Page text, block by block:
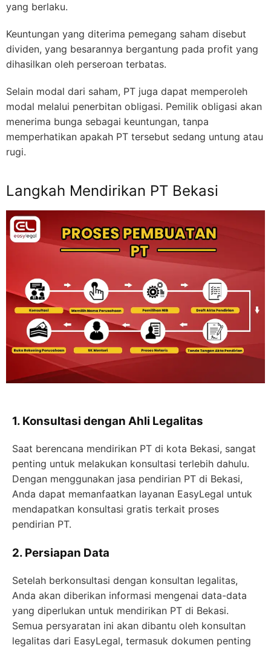
yang berlaku.
Keuntungan yang diterima pemegang saham disebut
dividen, yang besarannya bergantung pada profit yang
dihasilkan oleh perseroan terbatas.
Selain modal dari saham, PT juga dapat memperoleh
modal melalui penerbitan obligasi. Pemilik obligasi akan
menerima bunga sebagai keuntungan, tanpa
memperhatikan apakah PT tersebut sedang untung atau
rugi.
Langkah Mendirikan PT Bekasi
1. Konsultasi dengan Ahli Legalitas
Saat berencana mendirikan PT di kota Bekasi, sangat
penting untuk melakukan konsultasi terlebih dahulu.
Dengan menggunakan jasa pendirian PT di Bekasi,
Anda dapat memanfaatkan layanan EasyLegal untuk
mendapatkan konsultasi gratis terkait proses
pendirian PT.
2. Persiapan Data
Setelah berkonsultasi dengan konsultan legalitas,
Anda akan diberikan informasi mengenai data-data
yang diperlukan untuk mendirikan PT di Bekasi.
Semua persyaratan ini akan dibantu oleh konsultan
legalitas dari EasyLegal, termasuk dokumen penting